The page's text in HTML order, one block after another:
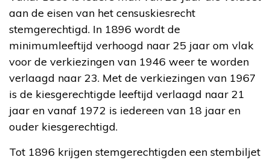
aan de eisen van het censuskiesrecht
stemgerechtigd. In 1896 wordt de
minimumleeftijd verhoogd naar 25 jaar om vlak
voor de verkiezingen van 1946 weer te worden
verlaagd naar 23. Met de verkiezingen van 1967
is de kiesgerechtigde leeftijd verlaagd naar 21
jaar en vanaf 1972 is iedereen van 18 jaar en
ouder kiesgerechtigd.
Tot 1896 krijgen stemgerechtigden een stembiljet